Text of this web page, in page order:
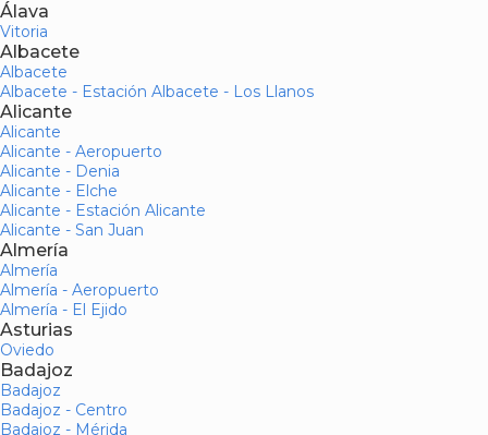
Álava
Vitoria
Albacete
Albacete
Albacete - Estación Albacete - Los Llanos
Alicante
Alicante
Alicante - Aeropuerto
Alicante - Denia
Alicante - Elche
Alicante - Estación Alicante
Alicante - San Juan
Almería
Almería
Almería - Aeropuerto
Almería - El Ejido
Asturias
Oviedo
Badajoz
Badajoz
Badajoz - Centro
Badajoz - Mérida